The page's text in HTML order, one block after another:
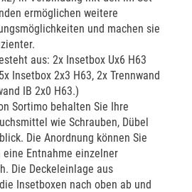
ermöglichen weitere
und machen sie
aus: 2x Insetbox Ux6 H63
Insetbox 2x3 H63, 2x Trennwand
IB 2x0 H63.)
Sortimo behalten Sie Ihre
wie Schrauben, Dübel
Die Anordnung können Sie
Entnahme einzelner
Die Deckeleinlage aus
Insetboxen nach oben ab und